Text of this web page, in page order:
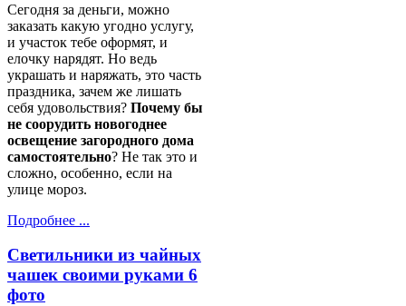
Сегодня за деньги, можно
заказать какую угодно услугу,
и участок тебе оформят, и
елочку нарядят. Но ведь
украшать и наряжать, это часть
праздника, зачем же лишать
себя удовольствия? Почему бы
не соорудить новогоднее
освещение загородного дома
самостоятельно? Не так это и
сложно, особенно, если на
улице мороз.
Подробнее ...
Светильники из чайных
чашек своими руками 6
фото